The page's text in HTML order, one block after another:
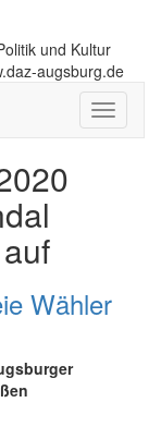
und Kultur
augsburg.de
Toggle
Wähler